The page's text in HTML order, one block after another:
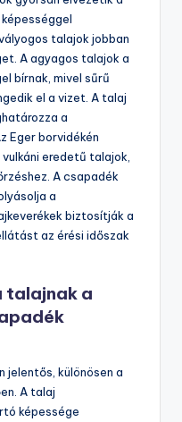
talajok jobban
A agyagos talajok a
bírnak, mivel sűrű
el a vizet. A talaj
a
Eger borvidékén
eredetű talajok,
A csapadék
a
biztosítják a
az érési időszak
talajnak a
jelentős, különösen a
A talaj
képessége